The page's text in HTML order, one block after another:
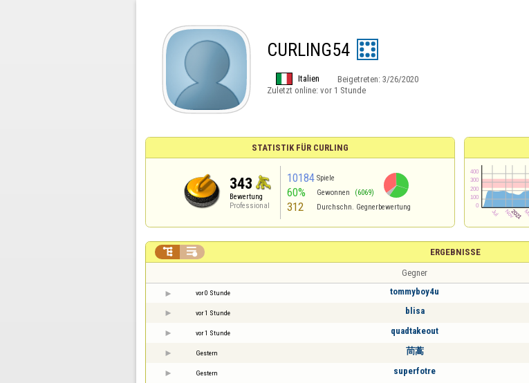
CURLING54
Italien Beigetreten: 3/26/2020
Zuletzt online: vor 1 Stunde
STATISTIK FÜR CURLING
343
Bewertung
Professional
10184 Spiele
60% Gewonnen (6069)
312 Durchschn. Gegnerbewertung
ERGEBNISSE
 
Gegner
vor 0 Stunde tommyboy4u
vor 1 Stunde blisa
vor 1 Stunde quadtakeout
Gestern 茼蒿
Gestern superfotre